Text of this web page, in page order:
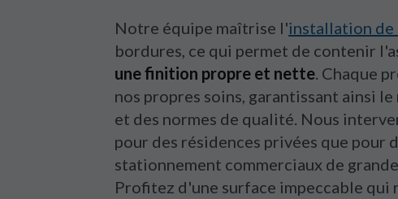
Notre équipe maîtrise l'installation de
bordures, ce qui permet de contenir
une finition propre et nette. Chaque
nos propres soins, garantissant ainsi
et des normes de qualité. Nous
pour des résidences privées que pour
stationnement commerciaux de
Profitez d'une surface impeccable qui